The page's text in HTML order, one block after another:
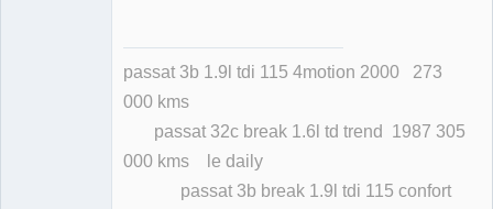
passat 3b 1.9l tdi 115 4motion 2000 273
000 kms
passat 32c break 1.6l td trend 1987 305
000 kms le daily
passat 3b break 1.9l tdi 115 confort